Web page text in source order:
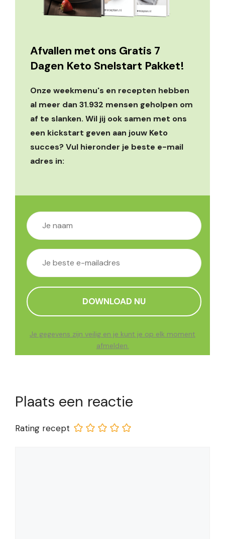
Afvallen met ons Gratis 7
Dagen Keto Snelstart Pakket!
Onze weekmenu's en recepten hebben
al meer dan 31.932 mensen geholpen om
af te slanken. Wil jij ook samen met ons
een kickstart geven aan jouw Keto
succes? Vul hieronder je beste e-mail
adres in:
Je gegevens zijn veilig en je kunt je op elk moment
afmelden.
Plaats een reactie
Rating recept